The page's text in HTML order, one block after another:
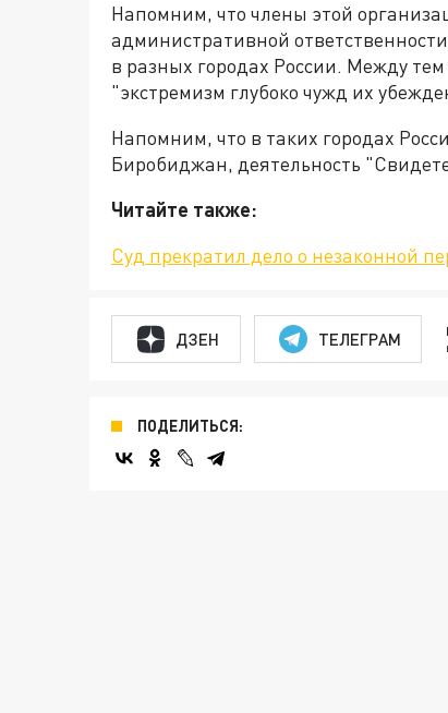
Напомним, что члены этой
административной
в разных городах России. Между
"экстремизм глубоко чужд их
Напомним, что в таких городах
Биробиджан, деятельность
Читайте также:
Суд прекратил дело о незаконной
ДЗЕН ТЕЛЕГРАМ
ПОДЕЛИТЬСЯ: